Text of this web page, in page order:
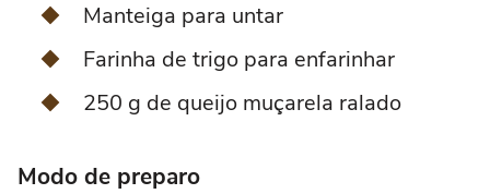
Manteiga para untar
Farinha de trigo para enfarinhar
250 g de queijo muçarela ralado
Modo de preparo